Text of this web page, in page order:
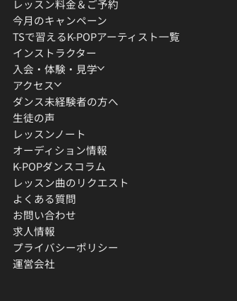
レッスン料金＆ご予約
今月のキャンペーン
TSで習えるK-POPアーティスト一覧
インストラクター
入会・体験・見学
アクセス
ダンス未経験者の方へ
生徒の声
レッスンノート
オーディション情報
K-POPダンスコラム
レッスン曲のリクエスト
よくある質問
お問い合わせ
求人情報
プライバシーポリシー
運営会社